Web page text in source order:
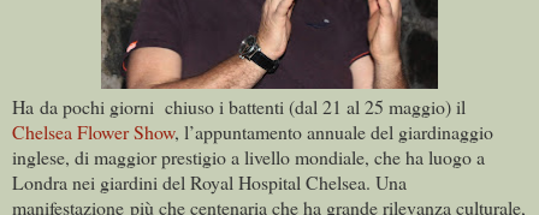
Ha da pochi giorni chiuso i battenti (dal 21 al 25 maggio) il
Chelsea Flower Show, l’appuntamento annuale del giardinaggio
inglese, di maggior prestigio a livello mondiale, che ha luogo a
Londra nei giardini del Royal Hospital Chelsea. Una
manifestazione più che centenaria che ha grande rilevanza culturale,